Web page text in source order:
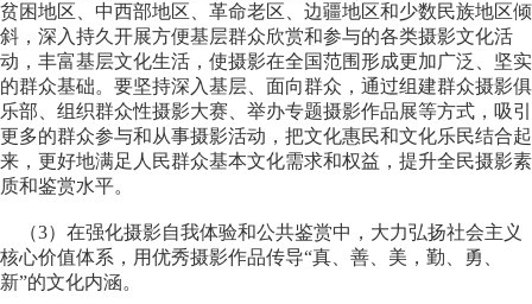
贫困地区、中西部地区、革命老区、边疆地区和少数民族地区倾
斜，深入持久开展方便基层群众欣赏和参与的各类摄影文化活
动，丰富基层文化生活，使摄影在全国范围形成更加广泛、坚实
的群众基础。要坚持深入基层、面向群众，通过组建群众摄影俱
乐部、组织群众性摄影大赛、举办专题摄影作品展等方式，吸引
更多的群众参与和从事摄影活动，把文化惠民和文化乐民结合起
来，更好地满足人民群众基本文化需求和权益，提升全民摄影素
质和鉴赏水平。
（3）在强化摄影自我体验和公共鉴赏中，大力弘扬社会主义
核心价值体系，用优秀摄影作品传导“真、善、美，勤、勇、
新”的文化内涵。